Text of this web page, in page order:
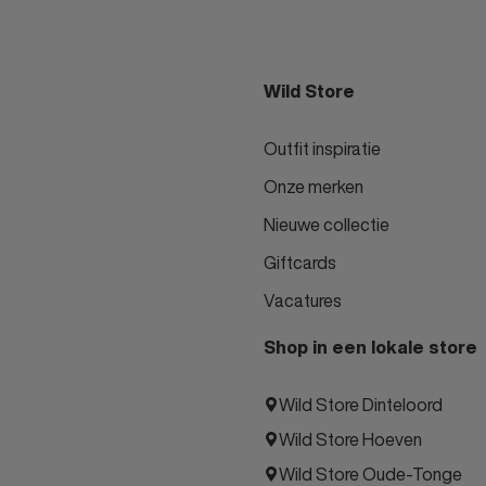
Wild Store
Outfit inspiratie
Onze merken
Nieuwe collectie
Giftcards
Vacatures
Shop in een lokale store
Wild Store Dinteloord
Wild Store Hoeven
Wild Store Oude-Tonge